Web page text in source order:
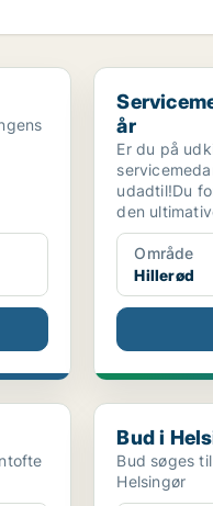
år
Er du på
udadtil!Du
den
Område
Hillerød
Bud i Helsingør
Bud i
Bud søges
Helsingør